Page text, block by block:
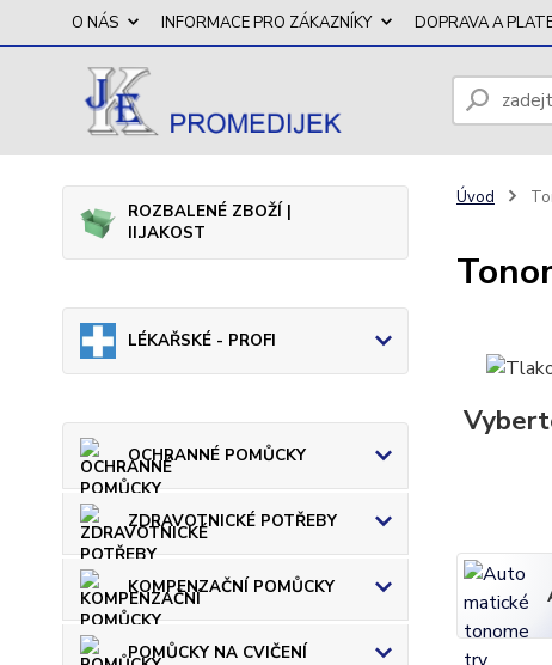
O NÁS INFORMACE PRO ZÁKAZNÍKY DOPRAVA A
ROZBALENÉ ZBOŽÍ |
II.JAKOST
LÉKAŘSKÉ - PROFI
OCHRANNÉ POMŮCKY
ZDRAVOTNICKÉ POTŘEBY
KOMPENZAČNÍ POMŮCKY
POMŮCKY NA CVIČENÍ
Úvod